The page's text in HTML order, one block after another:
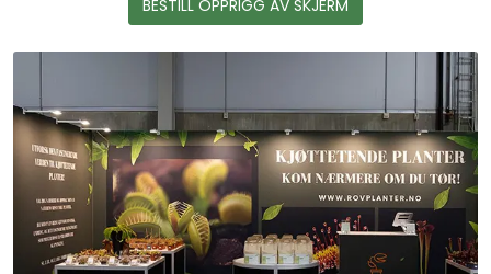
BESTILL OPPRIGG AV SKJERM